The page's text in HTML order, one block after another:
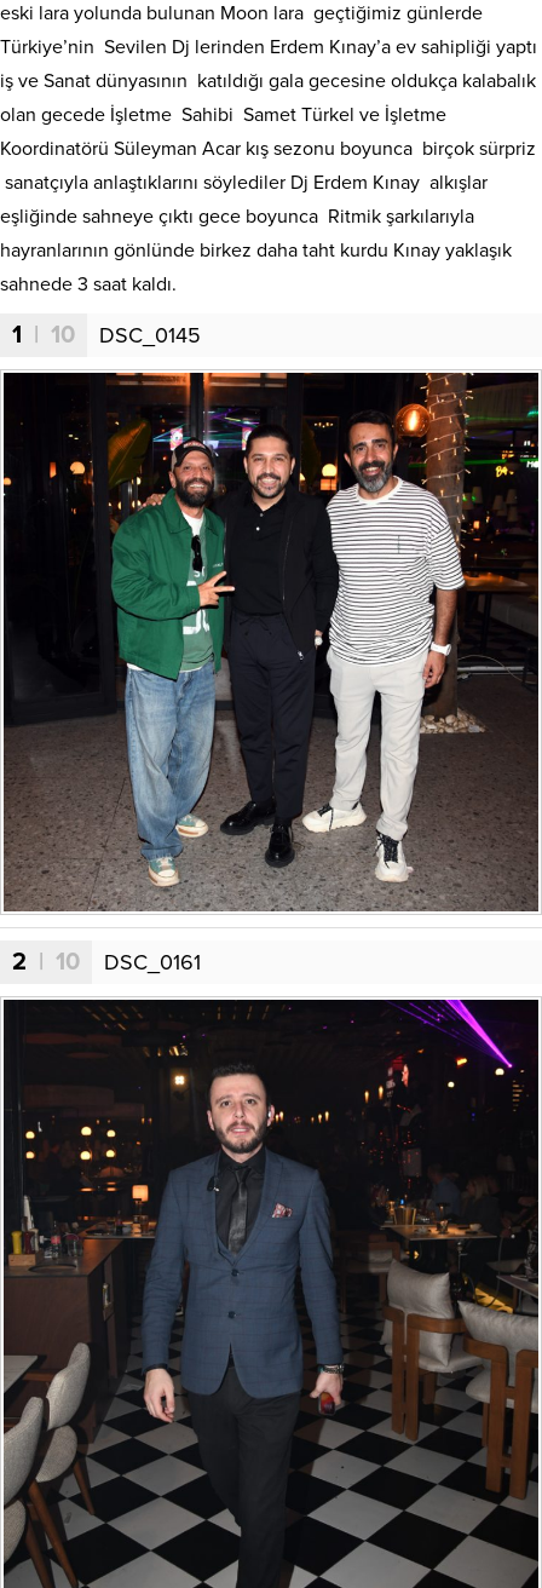
eski lara yolunda bulunan Moon lara geçtiğimiz günlerde
Türkiye’nin Sevilen Dj lerinden Erdem Kınay’a ev sahipliği yaptı
iş ve Sanat dünyasının katıldığı gala gecesine oldukça kalabalık
olan gecede İşletme Sahibi Samet Türkel ve İşletme
Koordinatörü Süleyman Acar kış sezonu boyunca birçok sürpriz
sanatçıyla anlaştıklarını söylediler Dj Erdem Kınay alkışlar
eşliğinde sahneye çıktı gece boyunca Ritmik şarkılarıyla
hayranlarının gönlünde birkez daha taht kurdu Kınay yaklaşık
sahnede 3 saat kaldı.
1 | 10 DSC_0145
2 | 10 DSC_0161